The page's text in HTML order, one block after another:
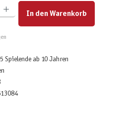
ein oder benutze die Schaltflächen um die Anzahl zu
In den Warenkorb
Spielende ab 10 Jahren